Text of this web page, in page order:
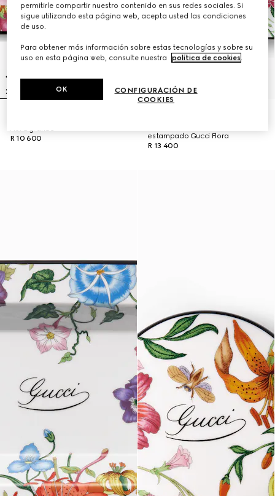
Flora grande
R 10 600
estampado Gucci Flora
R 13 400
permitirle compartir nuestro contenido en sus redes sociales. Si
sigue utilizando esta página web, acepta usted las condiciones
de uso.
Para obtener más información sobre estas tecnologías y sobre su
uso en esta página web, consulte nuestra
política de cookies.
CONFIGURACIÓN DE
COOKIES
OK